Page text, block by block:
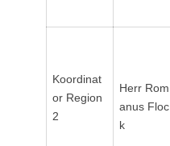
Koordinat
or Region
2
Herr Rom
anus Floc
k